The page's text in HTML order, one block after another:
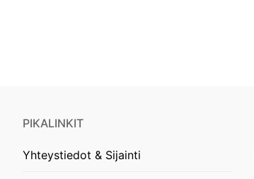
PIKALINKIT
Yhteystiedot & Sijainti